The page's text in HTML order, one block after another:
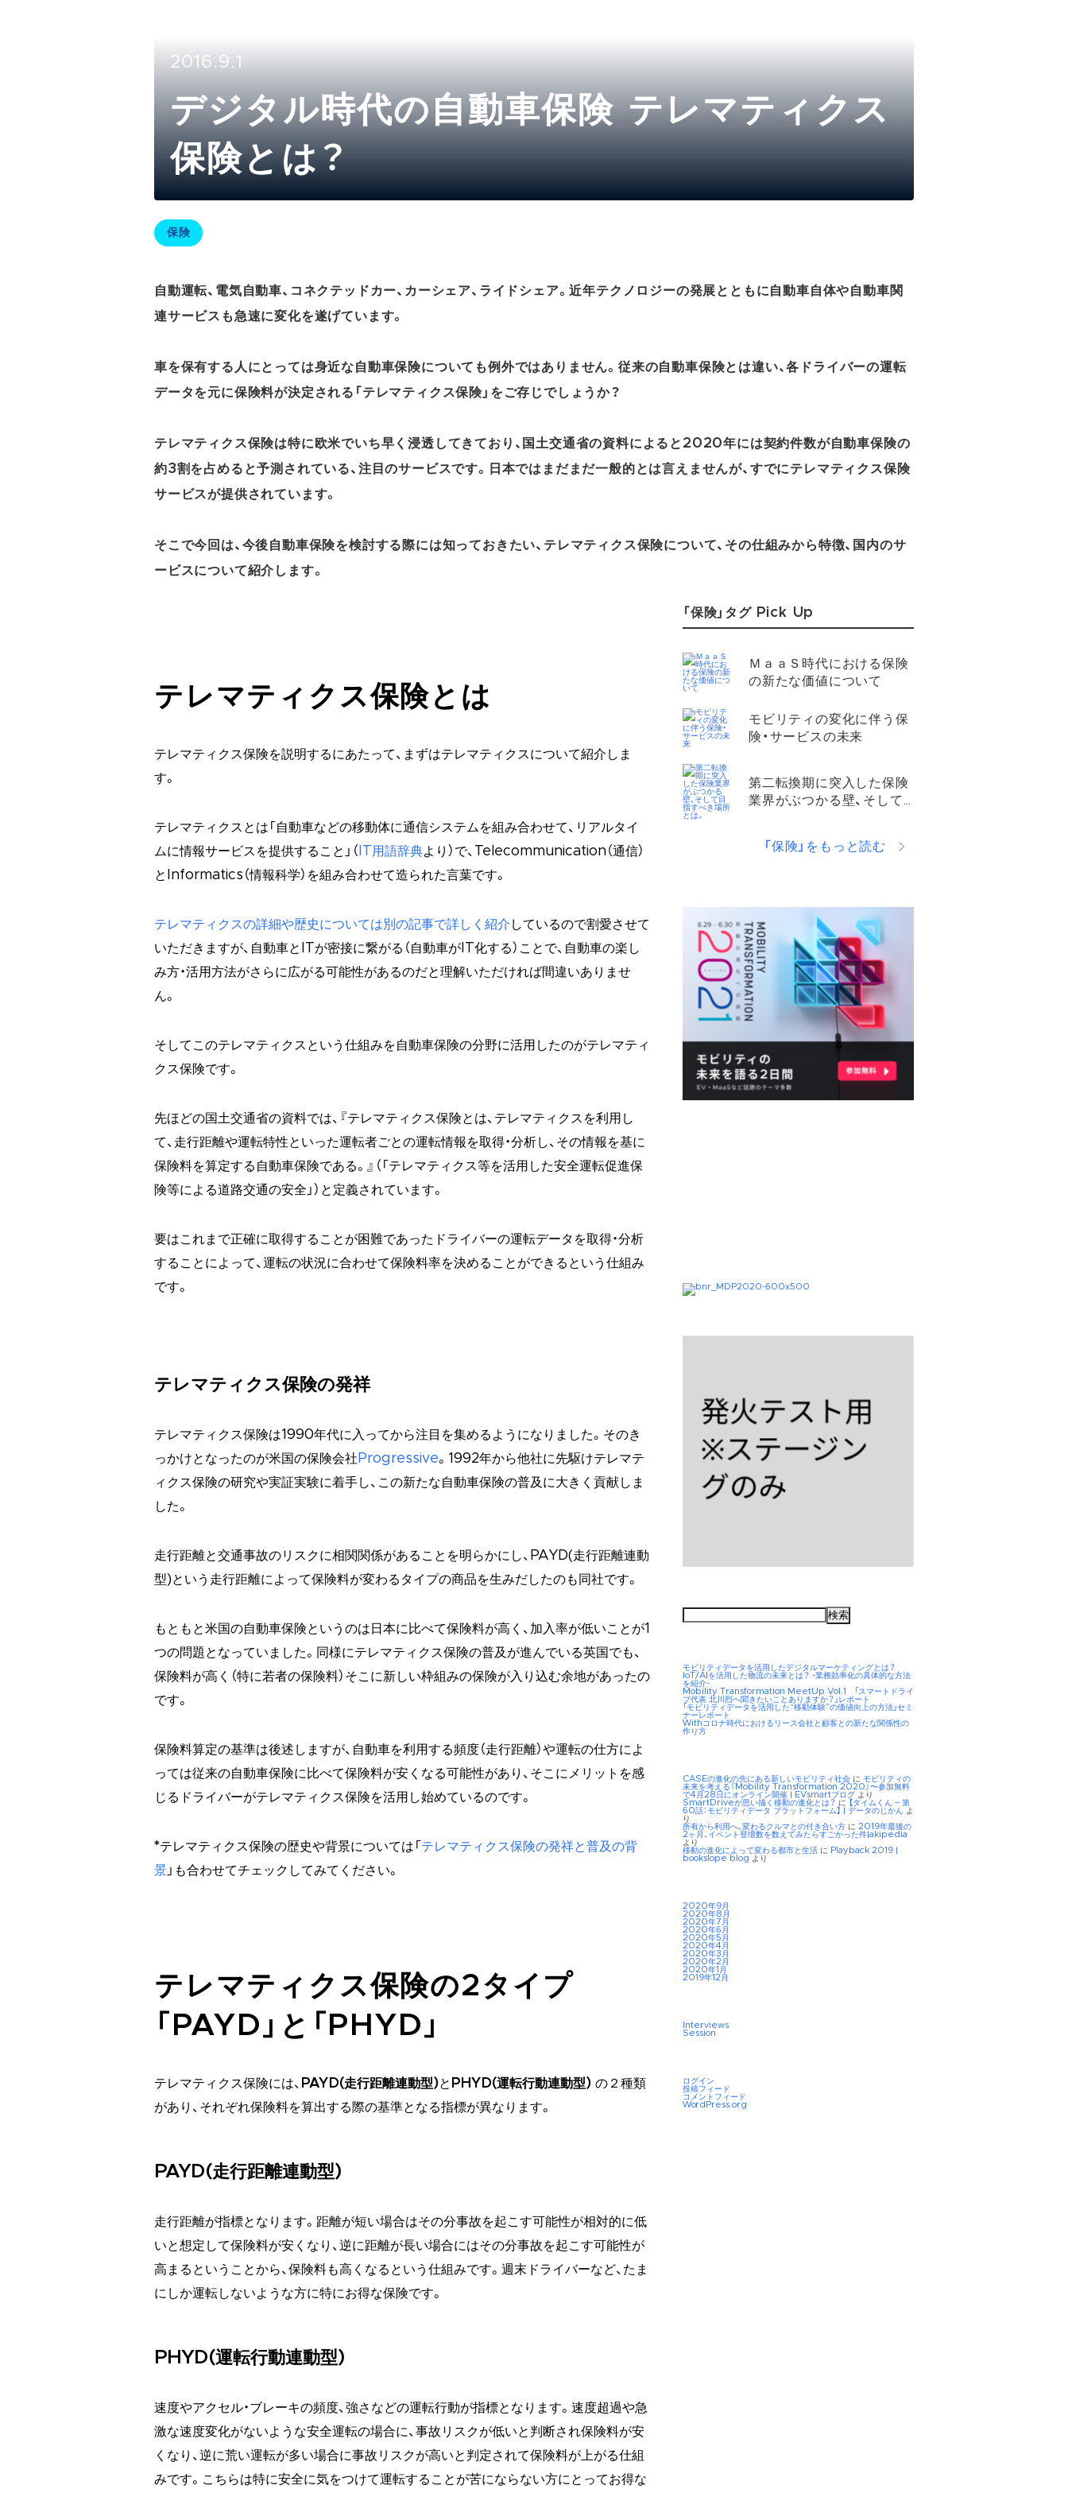
2016.9.1
デジタル時代の自動車保険 テレマティクス
保険とは？
保険
自動運転、電気自動車、コネクテッドカー、カーシェア、ライドシェア。近年テクノロジーの発展とともに自動車自体や自動車関
連サービスも急速に変化を遂げています。
車を保有する人にとっては身近な自動車保険についても例外ではありません。従来の自動車保険とは違い、各ドライバーの運転
データを元に保険料が決定される「テレマティクス保険」をご存じでしょうか？
テレマティクス保険は特に欧米でいち早く浸透してきており、国土交通省の資料によると2020年には契約件数が自動車保険の
約3割を占めると予測されている、注目のサービスです。日本ではまだまだ一般的とは言えませんが、すでにテレマティクス保険
サービスが提供されています。
そこで今回は、今後自動車保険を検討する際には知っておきたい、テレマティクス保険について、その仕組みから特徴、国内のサ
ービスについて紹介します。
テレマティクス保険とは
テレマティクス保険を説明するにあたって、まずはテレマティクスについて紹介しま
す。
テレマティクスとは「自動車などの移動体に通信システムを組み合わせて、リアルタイ
ムに情報サービスを提供すること」（
IT用語辞典より）で、Telecommunication（通信）
とInformatics（情報科学）を組み合わせて造られた言葉です。
テレマティクスの詳細や歴史については別の記事で詳しく紹介 しているので割愛させて
いただきますが、自動車とITが密接に繋がる（自動車がIT化する）ことで、自動車の楽し
み方・活用方法がさらに広がる可能性があるのだと理解いただければ間違いありませ
ん。
そしてこのテレマティクスという仕組みを自動車保険の分野に活用したのがテレマティ
クス保険です。
先ほどの国土交通省の資料では、『テレマティクス保険とは、テレマティクスを利用し
て、走行距離や運転特性といった運転者ごとの運転情報を取得・分析し、その情報を基に
保険料を算定する自動車保険である。』（「テレマティクス等を活用した安全運転促進保
険等による道路交通の安全」）と定義されています。
要はこれまで正確に取得することが困難であったドライバーの運転データを取得・分析
することによって、運転の状況に合わせて保険料率を決めることができるという仕組み
です。
テレマティクス保険の発祥
テレマティクス保険は1990年代に入ってから注目を集めるようになりました。そのき
っかけとなったのが米国の保険会社 Progressive。1992年から他社に先駆けテレマテ
ィクス保険の研究や実証実験に着手し、この新たな自動車保険の普及に大きく貢献しま
した。
走行距離と交通事故のリスクに相関関係があることを明らかにし、PAYD(走行距離連動
型)という走行距離によって保険料が変わるタイプの商品を生みだしたのも同社です。
もともと米国の自動車保険というのは日本に比べて保険料が高く、加入率が低いことが1
つの問題となっていました。同様にテレマティクス保険の普及が進んでいる英国でも、
保険料が高く（特に若者の保険料）そこに新しい枠組みの保険が入り込む余地があったの
です。
保険料算定の基準は後述しますが、自動車を利用する頻度（走行距離）や運転の仕方によ
っては従来の自動車保険に比べて保険料が安くなる可能性があり、そこにメリットを感
じるドライバーがテレマティクス保険を活用し始めているのです。
*テレマティクス保険の歴史や背景については「 テレマティクス保険の発祥と普及の背
景 」も合わせてチェックしてみてください。
テレマティクス保険の2タイプ
「PAYD」と「PHYD」
テレマティクス保険には、 PAYD(走行距離連動型)と PHYD(運転行動連動型) の２種類
があり、それぞれ保険料を算出する際の基準となる指標が異なります。
PAYD(走行距離連動型)
走行距離が指標となります。距離が短い場合はその分事故を起こす可能性が相対的に低
いと想定して保険料が安くなり、逆に距離が長い場合にはその分事故を起こす可能性が
高まるということから、保険料も高くなるという仕組みです。週末ドライバーなど、たま
にしか運転しないような方に特にお得な保険です。
PHYD(運転行動連動型)
速度やアクセル・ブレーキの頻度、強さなどの運転行動が指標となります。速度超過や急
激な速度変化がないような安全運転の場合に、事故リスクが低いと判断され保険料が安
くなり、逆に荒い運転が多い場合に事故リスクが高いと判定されて保険料が上がる仕組
みです。こちらは特に安全に気をつけて運転することが苦にならない方にとってお得な
「保険」タグ Pick Up
ＭａａＳ時代における保険
の新たな価値について​
モビリティの変化に伴う保
険・サービスの未来
第二転換期に突入した保険
業界がぶつかる壁、そして
「保険」をもっと読む
検
モビリティデータを活用したデジタルマーケティングとは？
IoT/AIを活用した物流の未来とは？ -業務効率化の具体的な方法
を紹介-
Mobility Transformation MeetUp Vol.1 「スマートドライ
ブ代表 北川烈へ聞きたいことありますか？」レポート
「モビリティデータを活用した“移動体験”の価値向上の方法」セミ
ナーレポート
Withコロナ時代におけるリース会社と顧客との新たな関係性の
作り方
CASEの進化の先にある新しいモビリティ社会 に モビリティの
未来を考える『Mobility Transformation 2020』〜参加無料
で4月28日にオンライン開催 | EVsmartブログ より
SmartDriveが思い描く移動の進化とは？ に
【タイムくん – 第
60話：モビリティデータ プラットフォーム】 | データのじかん よ
り
所有から利用へ、変わるクルマとの付き合い方 に 2019年最後の
2ヶ月、イベント登壇数を数えてみたらすごかった件|akipedia
より
移動の進化によって変わる都市と生活 に Playback 2019 |
bookslope blog より
2020年9月
2020年8月
2020年7月
2020年6月
2020年5月
2020年4月
2020年3月
2020年2月
2020年1月
2019年12月
Interviews
Session
ログイン
投稿フィード
コメントフィード
WordPress.org